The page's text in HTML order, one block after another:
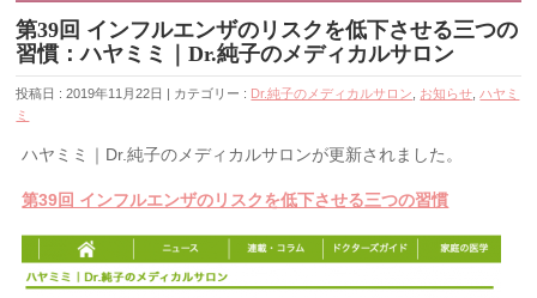
第39回 インフルエンザのリスクを低下させる三つの
習慣：ハヤミミ｜Dr.純子のメディカルサロン
投稿日 : 2019年11月22日 | カテゴリー : Dr.純子のメディカルサロン お知らせ ハヤミ
ミ
ハヤミミ｜Dr.純子のメディカルサロンが更新されました。
第39回 インフルエンザのリスクを低下させる三つの習慣